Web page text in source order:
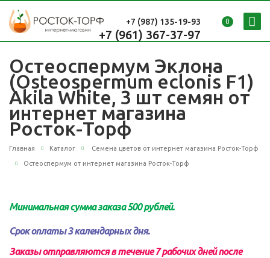
0
+7 (987) 135-19-93
+7 (961) 367-37-97
Остеоспермум Эклона
(Osteospermum eclonis F1)
Akila White, 3 шт семян от
интернет магазина
Росток-Торф
Главная Каталог Семена цветов от интернет магазина Росток-Торф
Остеоспермум от интернет магазина Росток-Торф
Минимальная сумма заказа 500 рублей.
Срок оплаты 3 календарных дня.
Заказы отправляются в течение 7 рабочих дней после